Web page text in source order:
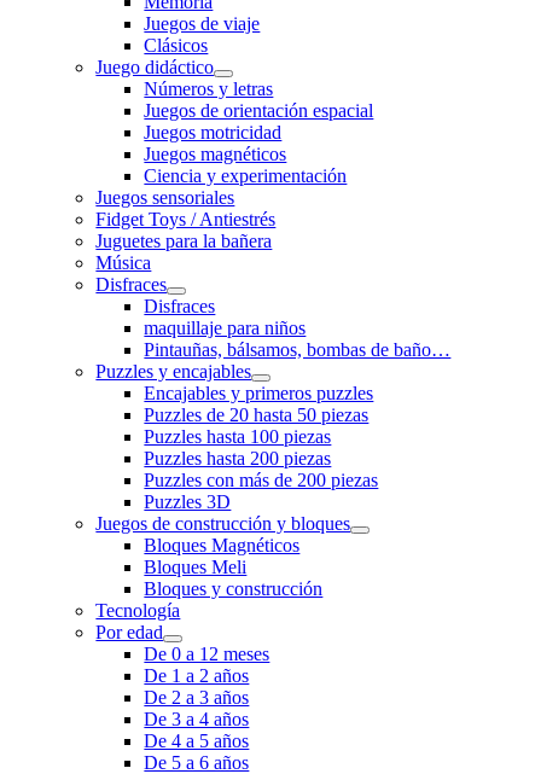
Juegos de viaje
Clásicos
Juego didáctico
Números y letras
Juegos de orientación espacial
Juegos motricidad
Juegos magnéticos
Ciencia y experimentación
Juegos sensoriales
Fidget Toys / Antiestrés
Juguetes para la bañera
Música
Disfraces
Disfraces
maquillaje para niños
Pintauñas, bálsamos, bombas de baño…
Puzzles y encajables
Encajables y primeros puzzles
Puzzles de 20 hasta 50 piezas
Puzzles hasta 100 piezas
Puzzles hasta 200 piezas
Puzzles con más de 200 piezas
Puzzles 3D
Juegos de construcción y bloques
Bloques Magnéticos
Bloques Meli
Bloques y construcción
Tecnología
Por edad
De 0 a 12 meses
De 1 a 2 años
De 2 a 3 años
De 3 a 4 años
De 4 a 5 años
De 5 a 6 años